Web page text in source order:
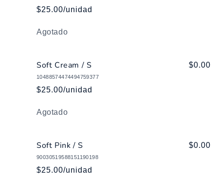
$25.00/unidad
Cantidad
Agotado
Soft Cream / S
10488574474494759377
$25.00/unidad
$0.00
Cantidad
Agotado
Soft Pink / S
90030519588151190198
$25.00/unidad
$0.00